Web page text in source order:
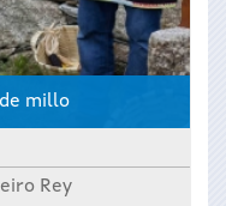
millo
Rey